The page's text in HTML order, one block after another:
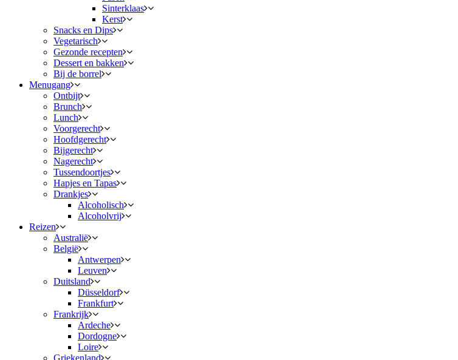
Sinterklaas
Kerst
Snacks en Dips
Vegetarisch
Gezonde recepten
Dessert en bakken
Bij de borrel
Menugang
Ontbijt
Brunch
Lunch
Voorgerecht
Hoofdgerecht
Bijgerecht
Nagerecht
Tussendoortjes
Hapjes en Tapas
Drankjes
Alcoholisch
Alcoholvrij
Reizen
Australië
België
Antwerpen
Leuven
Duitsland
Düsseldorf
Frankfurt
Frankrijk
Ardeche
Dordogne
Loire